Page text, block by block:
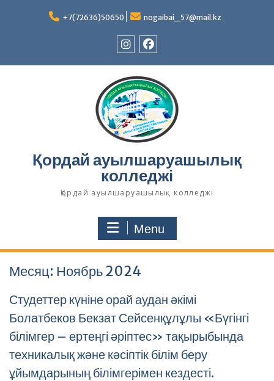
+7(72636)50650 nogaibai_57@mail.kz
Қордай ауылшаруашылық
колледжі
Қордай ауылшаруашылық колледжі
Menu
Месяц: Ноябрь 2024
Студеттер күніне орай аудан әкімі
Болатбеков Бекзат Сейсенқұлұлы «Бүгінгі
білімгер – ертеңгі әріптес» тақырыбында
техникалық және кәсіптік білім беру
ұйымдарының білімгерімен кездесті.